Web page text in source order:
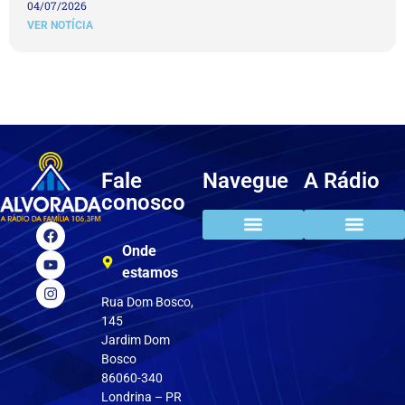
04/07/2026
VER NOTÍCIA
Fale
conosco
Onde
estamos
Rua Dom Bosco,
145
Jardim Dom
Bosco
86060-340
Londrina – PR
Navegue A Rádio